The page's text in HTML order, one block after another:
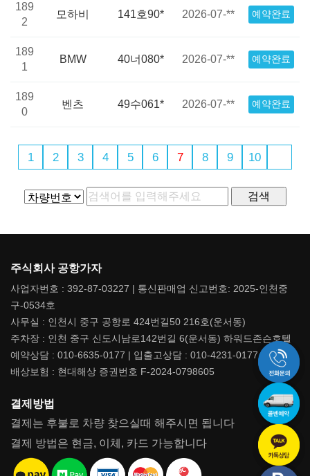
189
2
모하비 141호90* 2026-07-** 예약완료
189
1
BMW 40너080* 2026-07-** 예약완료
189
0
벤츠 49수061* 2026-07-** 예약완료
1 2 3 4 5 6 7 8 9 10
주식회사 공항가자
사업자번호 : 392-87-03227 | 통신판매업 신고번호: 2025-인천중
구-0534호
사무실 : 인천시 중구 공항로 424번길50 216호(운서동)
주차장 : 인천 중구 신도시남로142번길 6(운서동) 하워드존슨호텔
예약상담 : 010-6635-0177 | 입출고상담 : 010-4231-0177
배상보험 : 현대해상 증권번호 F-2024-0798605
결제방법
결제는 후불로 차량 찾으실때 해주시면 됩니다
결제 방법은 현금, 이체, 카드 가능합니다